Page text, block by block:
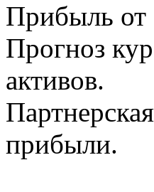
Прибыль от
Прогноз
активов.
прибыли.